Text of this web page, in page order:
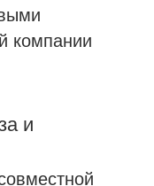
компании
и